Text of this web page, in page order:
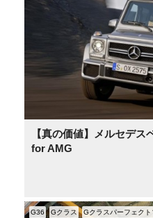
【真の価値】メルセデス
for AMG
G36 Gクラス Gクラスパーフェク